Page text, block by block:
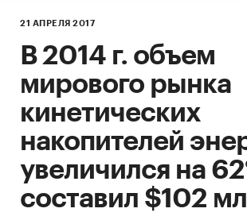
21 АПРЕЛЯ 2017
В 2014 г. объем
мирового рынка
кинетических
накопителей
увеличился на
составил $102